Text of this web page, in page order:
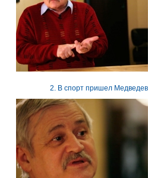
2. В спорт пришел Медведев